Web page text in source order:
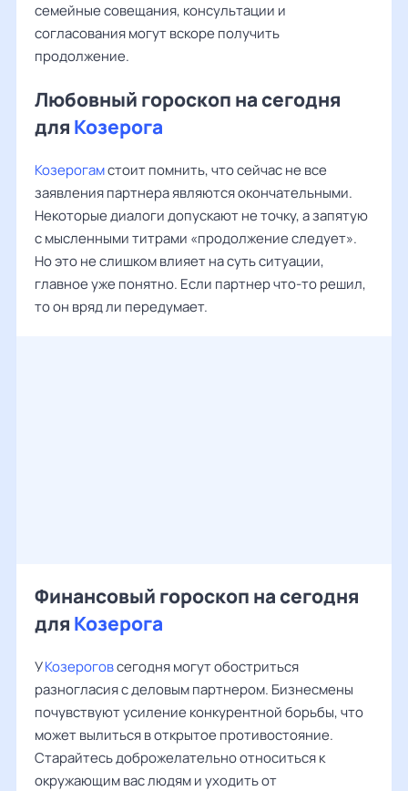
семейные совещания, консультации и
согласования могут вскоре получить
продолжение.
Любовный гороскоп на сегодня
для Козерога
Козерогамстоит помнить, что сейчас не все
заявления партнера являются окончательными.
Некоторые диалоги допускают не точку, а запятую
с мысленными титрами «продолжение следует».
Но это не слишком влияет на суть ситуации,
главное уже понятно. Если партнер что-то решил,
то он вряд ли передумает.
Финансовый гороскоп на сегодня
для Козерога
УКозероговсегодня могут обостриться
разногласия с деловым партнером. Бизнесмены
почувствуют усиление конкурентной борьбы, что
может вылиться в открытое противостояние.
Старайтесь доброжелательно относиться к
окружающим вас людям и уходить от